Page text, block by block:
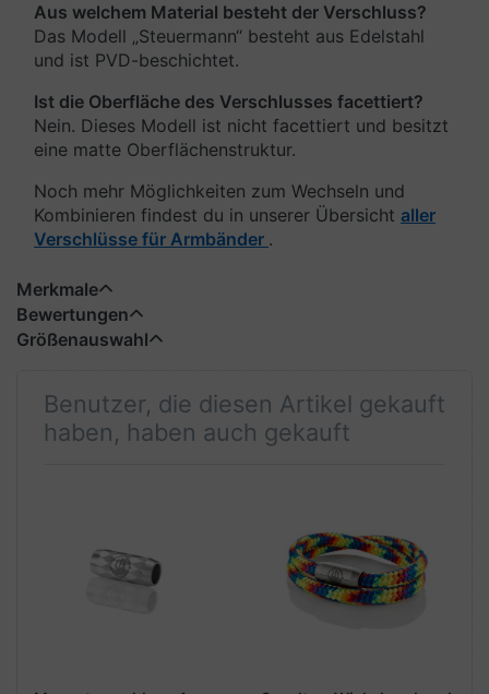
Aus welchem Material besteht der Verschluss?
Das Modell „Steuermann“ besteht aus Edelstahl
und ist PVD-beschichtet.
Ist die Oberfläche des Verschlusses facettiert?
Nein. Dieses Modell ist nicht facettiert und besitzt
eine matte Oberflächenstruktur.
Noch mehr Möglichkeiten zum Wechseln und
Kombinieren findest du in unserer Übersicht aller
Verschlüsse für Armbänder .
Merkmale
Bewertungen
Größenauswahl
Benutzer, die diesen Artikel gekauft
haben, haben auch gekauft